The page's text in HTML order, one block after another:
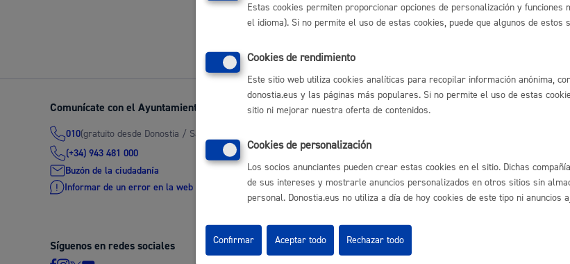
Seguridad ciudadana y emergencias
Salud Pública, animales y consumo
Volver al índice Volver atrás
Comunícate con el Ayuntamiento de Donostia / San Sebastián
010(gratuito desde Donostia / San Sebastián)
(+34) 943 481 000
Buzón de la ciudadanía
Informar de un error en la web
Sala
Mapa
Síguenos en redes sociales
Estas cookies permiten proporcionar opciones de personalización y
el idioma). Si no permite el uso de estas cookies, puede que algunos de estos
Cookies de rendimiento
Este sitio web utiliza cookies analíticas para recopilar información anónima,
donostia.eus y las páginas más populares. Si no permite el uso de estas
sitio ni mejorar nuestra oferta de contenidos.
Cookies de personalización
Los socios anunciantes pueden crear estas cookies en el sitio. Dichas
de sus intereses y mostrarle anuncios personalizados en otros sitios sin
personal. Donostia.eus no utiliza a día de hoy cookies de este tipo ni anuncios
Rechazar todo
Confirmar Aceptar todo